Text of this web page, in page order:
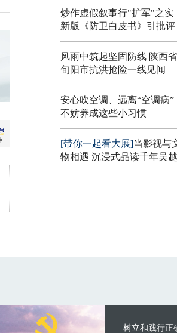
炒作虚假叙事行"扩军"之实
新版《防卫白皮书》引批评
风雨中筑起坚固防线 陕西省
旬阳市抗洪抢险一线见闻
安心吹空调、远离“空调病”
不妨养成这些小习惯
[带你一起看大展]当影视与
物相遇 沉浸式品读千年吴越
树立和践行正